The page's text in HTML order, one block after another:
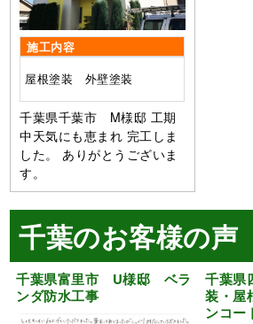
施工内容
屋根塗装 外壁塗装
千葉県千葉市 M様邸 工期
中天気にも恵まれ 完工しま
した。 ありがとうございま
す。
千葉のお客様の声
千葉県富里市 U様邸 ベラ
ンダ防水工事
千葉
装・
ンコー